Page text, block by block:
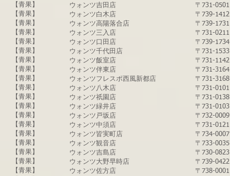
【青果】​
​【青果】
​​【青果】
【青果】​
​【青果】
​​【青果】
【青果】​
​【青果】
​​【青果】
​【青果】
​【青果】
​​【青果】
​【青果】
【青果】
​【青果】
​【青果】
​【青果】
​【青果】
​【青果】
ウォンツ吉田店
ウォンツ白木店
ウォンツ高陽落合店
​ウォンツ三入店
​ウォンツ口田店
​ウォンツ千代田店
​ウォンツ飯室店
​ウォンツ伴東店
​ウォンツフレスポ西風新都店
​ウォンツ八木店
​ウォンツ祇園店
​ウォンツ緑井店
​ウォンツ戸坂店
​ウォンツ中須店
​ウォンツ皆実町店
​ウォンツ観音店
​ウォンツ吉島店
​ウォンツ大野早時店
​ウォンツ佐方店
〒731-
〒739-
〒739-
〒731-
〒739-
〒731-
〒731-
〒731-
〒731-
〒731-
〒731-
〒731-
〒732-
〒731-
〒734-
〒733-
〒730-
〒739-
〒738-